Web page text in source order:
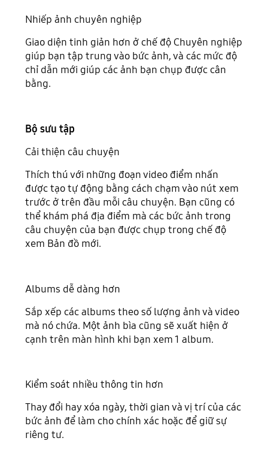
Nhiếp ảnh chuyên nghiệp
Giao diện tinh giản hơn ở chế độ Chuyên nghiệp
giúp bạn tập trung vào bức ảnh, và các mức độ
chỉ dẫn mới giúp các ảnh bạn chụp được cân
bằng.
Bộ sưu tập
Cải thiện câu chuyện
Thích thú với những đoạn video điểm nhấn
được tạo tự động bằng cách chạm vào nút xem
trước ở trên đầu mỗi câu chuyện. Bạn cũng có
thể khám phá địa điểm mà các bức ảnh trong
câu chuyện của bạn được chụp trong chế độ
xem Bản đồ mới.
Albums dễ dàng hơn
Sắp xếp các albums theo số lượng ảnh và video
mà nó chứa. Một ảnh bìa cũng sẽ xuất hiện ở
cạnh trên màn hình khi bạn xem 1 album.
Kiểm soát nhiều thông tin hơn
Thay đổi hay xóa ngày, thời gian và vị trí của các
bức ảnh để làm cho chính xác hoặc để giữ sự
riêng tư.